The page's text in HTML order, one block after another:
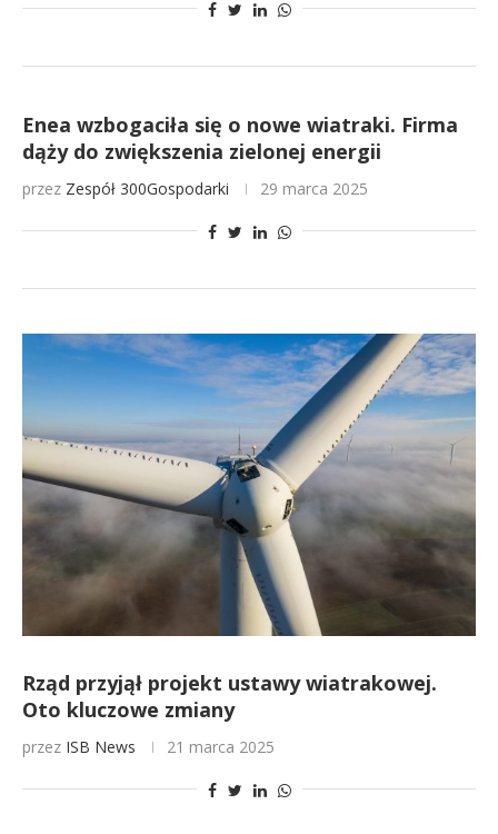
Enea wzbogaciła się o nowe wiatraki. Firma
dąży do zwiększenia zielonej energii
przez Zespół 300Gospodarki 29 marca 2025
Rząd przyjął projekt ustawy wiatrakowej.
Oto kluczowe zmiany
przez ISB News 21 marca 2025